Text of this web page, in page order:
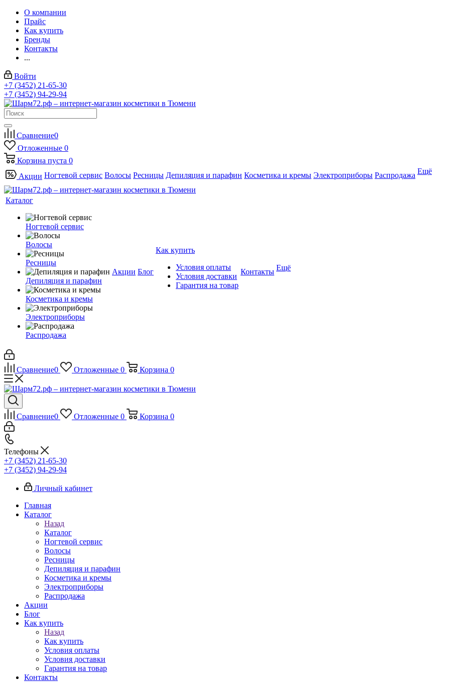
О компании
Прайс
Как купить
Бренды
Контакты
...
Войти
+7 (3452) 21-65-30
+7 (3452) 94-29-94
Сравнение0
Отложенные 0
Корзина пуста 0
Акции Ногтевой сервис Волосы Ресницы Депиляция и парафин Косметика и кремы Электроприборы Распродажа Ещё
Каталог
Ногтевой сервис
Волосы
Ресницы
Депиляция и парафин
Косметика и кремы
Электроприборы
Распродажа
Акции Блог
Как купить
Условия оплаты
Условия доставки
Гарантия на товар
Контакты Ещё
Сравнение0 Отложенные 0 Корзина 0
Сравнение0 Отложенные 0 Корзина 0
Телефоны
+7 (3452) 21-65-30
+7 (3452) 94-29-94
Личный кабинет
Главная
Каталог
Назад
Каталог
Ногтевой сервис
Волосы
Ресницы
Депиляция и парафин
Косметика и кремы
Электроприборы
Распродажа
Акции
Блог
Как купить
Назад
Как купить
Условия оплаты
Условия доставки
Гарантия на товар
Контакты